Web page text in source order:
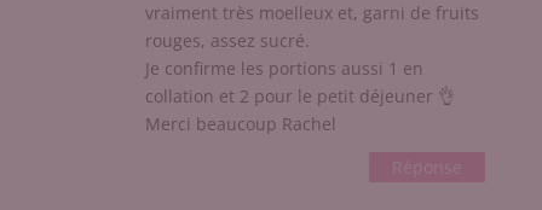
vraiment très moelleux et, garni de fruits
rouges, assez sucré.
Je confirme les portions aussi 1 en
collation et 2 pour le petit déjeuner 👌
Merci beaucoup Rachel
Réponse